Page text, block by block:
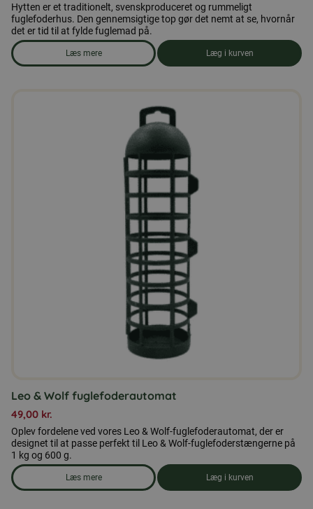
Hytten er et traditionelt, svenskproduceret og rummeligt
fuglefoderhus. Den gennemsigtige top gør det nemt at se, hvornår
det er tid til at fylde fuglemad på.
Læs mere
om produkten Fuglefoderautomat Kåtan - Sort 2 liter
Læg i kurven
Leo & Wolf fuglefoderautomat
49,00 kr.
Oplev fordelene ved vores Leo & Wolf-fuglefoderautomat, der er
designet til at passe perfekt til Leo & Wolf-fuglefoderstængerne på
1 kg og 600 g.
Læs mere
om produkten Leo & Wolf fuglefoderautomat
Læg i kurven